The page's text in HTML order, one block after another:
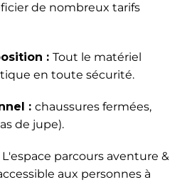
de nombreux tarifs
: Tout le matériel
en toute sécurité.
: chaussures fermées,
de jupe).
L'espace parcours aventure &
aux personnes à